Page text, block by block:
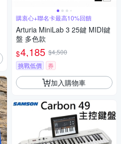
購衷心+聯名卡最高10%回饋
Arturia MiniLab 3 25鍵 MIDI鍵
盤 多色款
$4,185 $4,500
挑戰低價
券
加入購物車